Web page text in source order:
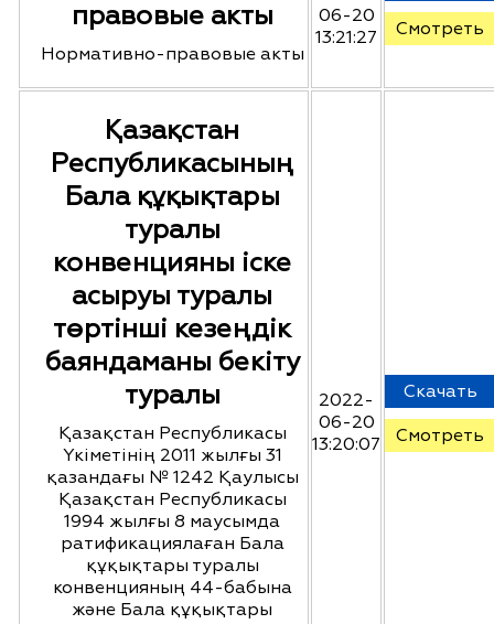
правовые акты
Нормативно-правовые акты
06-20
13:21:27
Смотреть
Қазақстан
Республикасының
Бала құқықтары
туралы
конвенцияны іске
асыруы туралы
төртінші кезеңдік
баяндаманы бекіту
туралы
Қазақстан Республикасы
Үкіметінің 2011 жылғы 31
қазандағы № 1242 Қаулысы
Қазақстан Республикасы
1994 жылғы 8 маусымда
ратификациялаған Бала
құқықтары туралы
конвенцияның 44-бабына
және Бала құқықтары
2022-
06-20
13:20:07
Скачать
Смотреть